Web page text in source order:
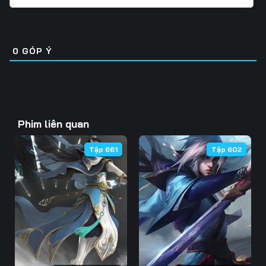
Tập 49
Tập 58
Tập 61 Tập 62 Tập 63
Tập 64 Tập 65 Tập 66
Tập 67 Tập 68 Tập 69
Tập 70 Tập 71 Tập 72
Tập 73 Tập 74 Tập 75
Tập 31 Tập 32 Tập 33
Tập 37 Tập 38 Tập 39
Tập 46 Tập 47 Tập 48
Tập 49 Tập 50 Tập 51
Tập 52 Tập 53 Tập 54
Tập 56 Tập 57
Tập 58 Tập 59 Tập 60
0 GÓP Ý
Phim liên quan
Tập 661 Tập 602